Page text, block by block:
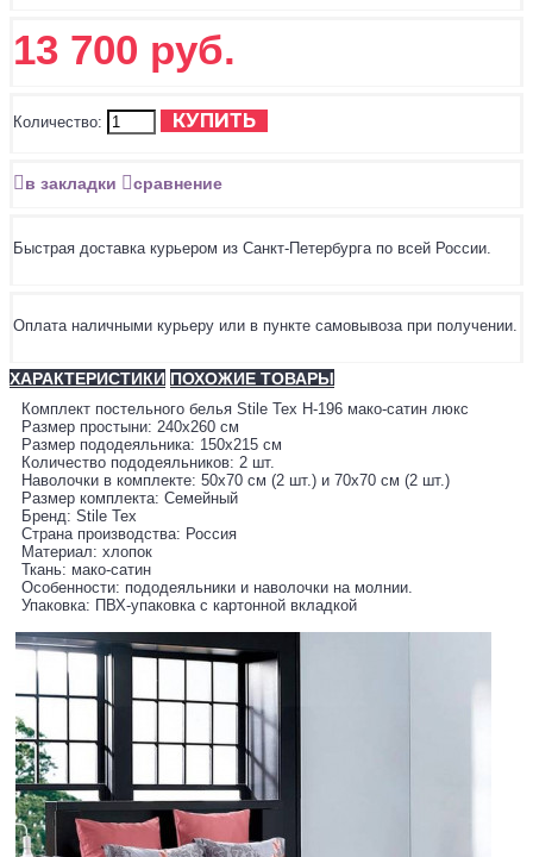
13 700 руб.
Количество: КУПИТЬ
в закладки сравнение
Быстрая доставка курьером из Санкт-Петербурга по всей России.
Оплата наличными курьеру или в пункте самовывоза при получении.
ХАРАКТЕРИСТИКИ ПОХОЖИЕ ТОВАРЫ
Комплект постельного белья Stile Tex H-196 мако-сатин люкс
Размер простыни: 240х260 см
Размер пододеяльника: 150х215 см
Количество пододеяльников: 2 шт.
Наволочки в комплекте: 50х70 см (2 шт.) и 70х70 см (2 шт.)
Размер комплекта: Семейный
Бренд: Stile Tex
Страна производства: Россия
Материал: хлопок
Ткань: мако-сатин
Особенности: пододеяльники и наволочки на молнии.
Упаковка: ПВХ-упаковка с картонной вкладкой